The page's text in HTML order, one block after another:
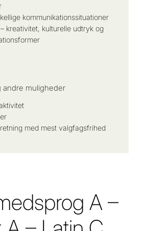
kommunikationssituationer
kreativitet, kulturelle udtryk og
andre muligheder
med mest valgfagsfrihed
A –